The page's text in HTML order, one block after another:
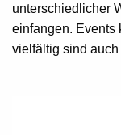
unterschiedlicher
einfangen. Events
vielfältig sind